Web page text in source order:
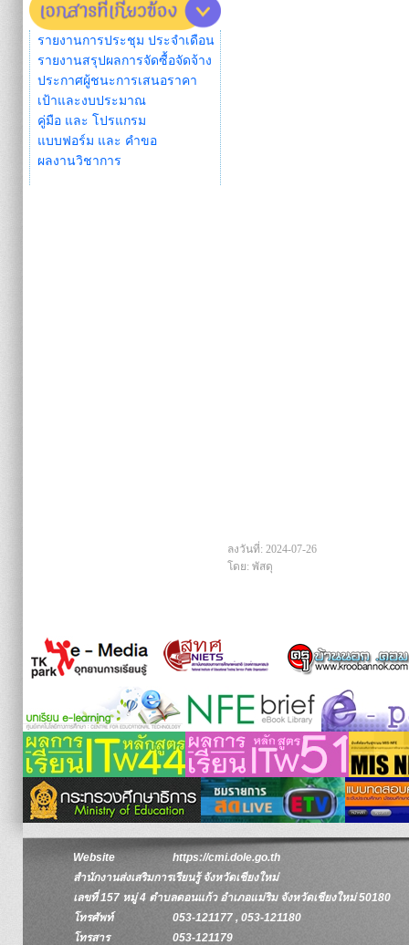
รายงานการประชุม ประจำเดือน
รายงานสรุปผลการจัดซื้อจัดจ้าง
ประกาศผู้ชนะการเสนอราคา
เป้าและงบประมาณ
คู่มือ และ โปรแกรม
แบบฟอร์ม และ คำขอ
ผลงานวิชาการ
ลงวันที่: 2024-07-26
โดย: พัสดุ
Website
https://cmi.dole.go.th
สำนักงานส่งเสริมการเรียนรู้ จังหวัดเชียงใหม่
เลขที่ 157 หมู่ 4 ตำบลดอนแก้ว อำเภอแม่ริม จังหวัดเชียงใหม่ 50180
โทรศัพท์
053-121177 , 053-121180
โทรสาร
053-121179